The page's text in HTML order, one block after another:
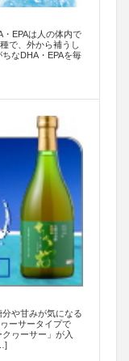
EPAは人の体内で
で、外から補うし
なDHA・EPAを毎
分や甘みが気になる
ーサータイプで
ヮーサー」が入